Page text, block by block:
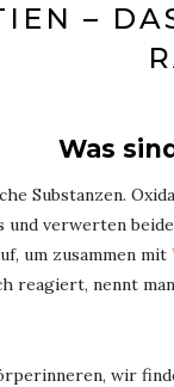
–
Was
Substanzen.
und verwerten
um zusammen mit
reagiert, nennt
wir